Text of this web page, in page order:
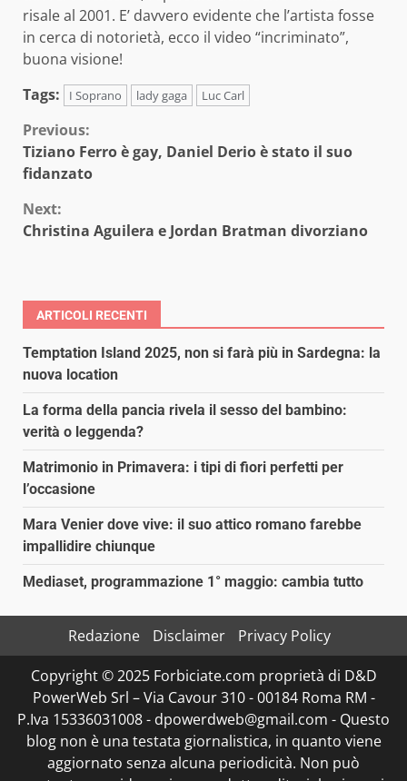
risale al 2001. E’ davvero evidente che l’artista fosse
in cerca di notorietà, ecco il video “incriminato”,
buona visione!
Tags:
I Soprano lady gaga Luc Carl
Continue
Reading
Previous:
Tiziano Ferro è gay, Daniel Derio è stato il suo
fidanzato
Next:
Christina Aguilera e Jordan Bratman divorziano
ARTICOLI RECENTI
Temptation Island 2025, non si farà più in Sardegna: la
nuova location
La forma della pancia rivela il sesso del bambino:
verità o leggenda?
Matrimonio in Primavera: i tipi di fiori perfetti per
l’occasione
Mara Venier dove vive: il suo attico romano farebbe
impallidire chiunque
Mediaset, programmazione 1° maggio: cambia tutto
Redazione Disclaimer
Privacy Policy
Copyright © 2025 Forbiciate.com proprietà di D&D
PowerWeb Srl – Via Cavour 310 - 00184 Roma RM -
P.Iva 15336031008 - dpowerdweb@gmail.com - Questo
blog non è una testata giornalistica, in quanto viene
aggiornato senza alcuna periodicità. Non può